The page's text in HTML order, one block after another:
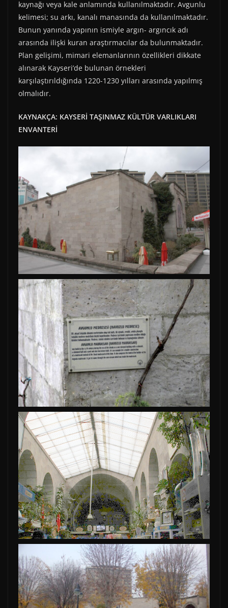
kaynağı veya kale anlamında kullanılmaktadır. Avgunlu
kelimesi; su arkı, kanalı manasında da kullanılmaktadır.
Bunun yanında yapının ismiyle argın- argıncık adı
arasında ilişki kuran araştırmacılar da bulunmaktadır.
Plan gelişimi, mimari elemanlarının özellikleri dikkate
alınarak Kayseri’de bulunan örnekleri
karşılaştırıldığında 1220-1230 yılları arasında yapılmış
olmalıdır.
KAYNAKÇA: KAYSERİ TAŞINMAZ KÜLTÜR VARLIKLARI
ENVANTERİ